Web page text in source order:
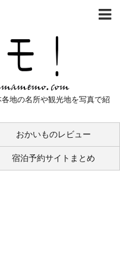
地の名所や観光地を写真で紹
おかいものレビュー
宿泊予約サイトまとめ